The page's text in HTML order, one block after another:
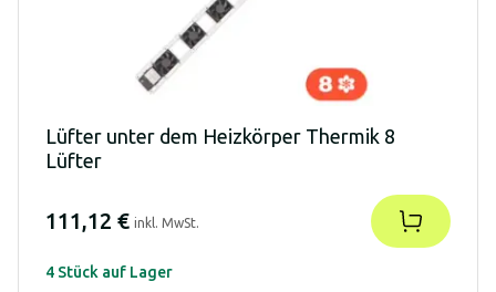
Lüfter unter dem Heizkörper Thermik 8
Lüfter
111,12 € inkl. MwSt.
4 Stück auf Lager